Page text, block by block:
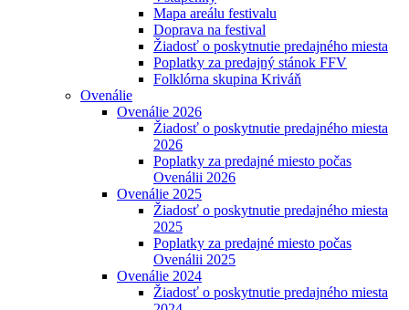
Mapa areálu festivalu
Doprava na festival
Žiadosť o poskytnutie predajného miesta
Poplatky za predajný stánok FFV
Folklórna skupina Kriváň
Ovenálie
Ovenálie 2026
Žiadosť o poskytnutie predajného miesta
2026
Poplatky za predajné miesto počas
Ovenálii 2026
Ovenálie 2025
Žiadosť o poskytnutie predajného miesta
2025
Poplatky za predajné miesto počas
Ovenálii 2025
Ovenálie 2024
Žiadosť o poskytnutie predajného miesta